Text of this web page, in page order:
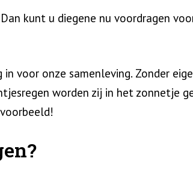
kunt u diegene nu voordragen
voor onze samenleving. Zonder
worden zij in het zonnetje